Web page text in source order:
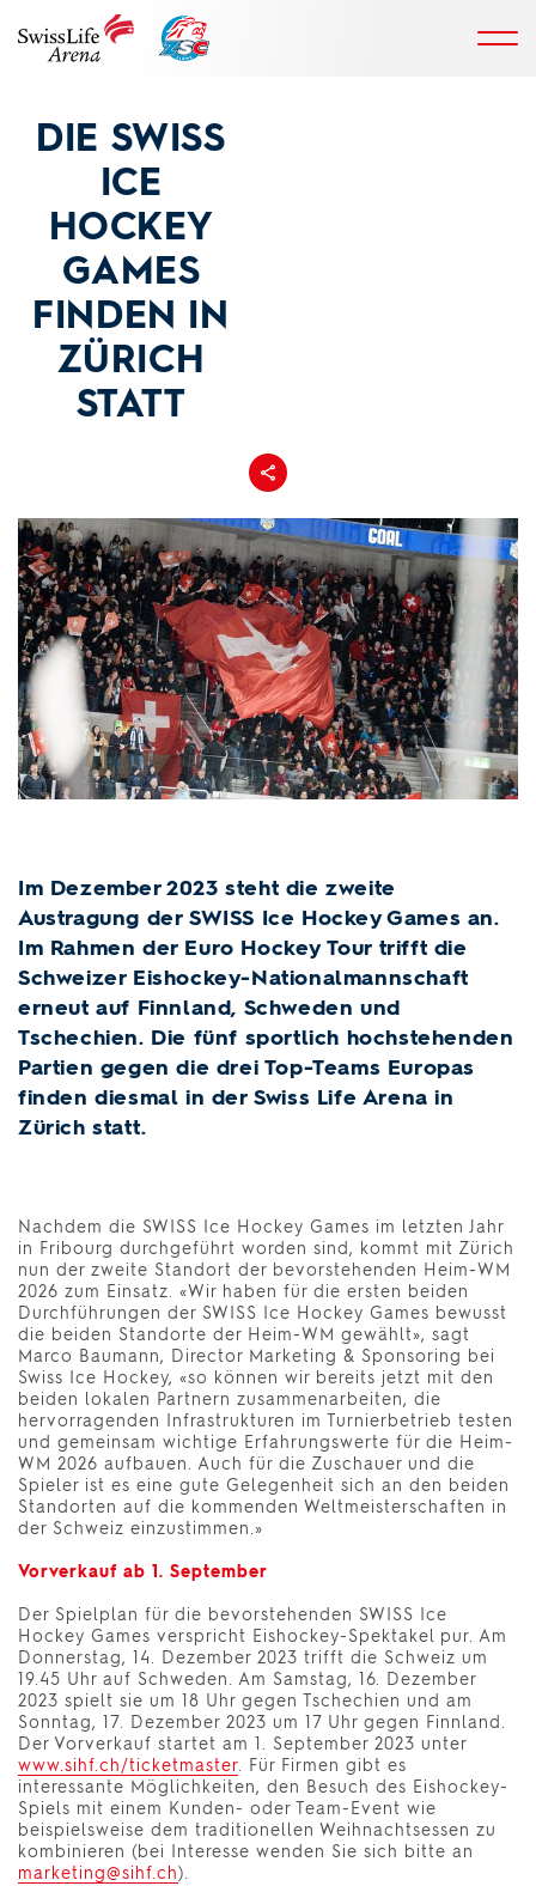
DIE SWISS
ICE
HOCKEY
GAMES
FINDEN IN
ZÜRICH
STATT
Teilen
Im Dezember 2023 steht die zweite
Austragung der SWISS Ice Hockey Games an.
Im Rahmen der Euro Hockey Tour trifft die
Schweizer Eishockey-Nationalmannschaft
erneut auf Finnland, Schweden und
Tschechien. Die fünf sportlich hochstehenden
Partien gegen die drei Top-Teams Europas
finden diesmal in der Swiss Life Arena in
Zürich statt.
Nachdem die SWISS Ice Hockey Games im letzten Jahr
in Fribourg durchgeführt worden sind, kommt mit Zürich
nun der zweite Standort der bevorstehenden Heim-WM
2026 zum Einsatz. «Wir haben für die ersten beiden
Durchführungen der SWISS Ice Hockey Games bewusst
die beiden Standorte der Heim-WM gewählt», sagt
Marco Baumann, Director Marketing & Sponsoring bei
Swiss Ice Hockey, «so können wir bereits jetzt mit den
beiden lokalen Partnern zusammenarbeiten, die
hervorragenden Infrastrukturen im Turnierbetrieb testen
und gemeinsam wichtige Erfahrungswerte für die Heim-
WM 2026 aufbauen. Auch für die Zuschauer und die
Spieler ist es eine gute Gelegenheit sich an den beiden
Standorten auf die kommenden Weltmeisterschaften in
der Schweiz einzustimmen.»
Vorverkauf ab 1. September
Der Spielplan für die bevorstehenden SWISS Ice
Hockey Games verspricht Eishockey-Spektakel pur. Am
Donnerstag, 14. Dezember 2023 trifft die Schweiz um
19.45 Uhr auf Schweden. Am Samstag, 16. Dezember
2023 spielt sie um 18 Uhr gegen Tschechien und am
Sonntag, 17. Dezember 2023 um 17 Uhr gegen Finnland.
Der Vorverkauf startet am 1. September 2023 unter
www.sihf.ch/ticketmaster. Für Firmen gibt es
interessante Möglichkeiten, den Besuch des Eishockey-
Spiels mit einem Kunden- oder Team-Event wie
beispielsweise dem traditionellen Weihnachtsessen zu
kombinieren (bei Interesse wenden Sie sich bitte an
marketing@sihf.ch).